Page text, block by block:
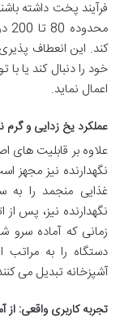
کند. این انعطاف
خود را دنبال کند یا
اعمال نماید.
عملکرد یخ زدایی و گرم
علاوه بر قابلیت
نگهدارنده نیز مجهز
غذایی منجمد را به
نگهدارنده نیز، پس
زمانی که آماده سرو
دستگاه را به مراتب
آشپزخانه تبدیل می
تجربه کاربری واقعی: از